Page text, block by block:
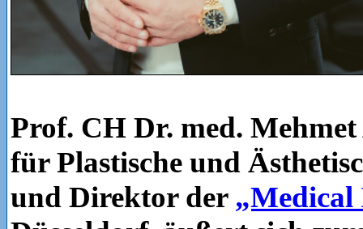
Prof. CH Dr. med.
für Plastische und
und Direktor der